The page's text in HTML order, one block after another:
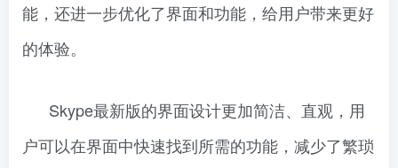
能，还进一步优化了界面和功能，给用户带来更好
的体验。
Skype最新版的界面设计更加简洁、直观，用
户可以在界面中快速找到所需的功能，减少了繁琐